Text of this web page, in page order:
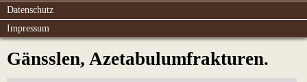
Datenschutz
Impressum
Gänsslen, Azetabulumfrakturen.